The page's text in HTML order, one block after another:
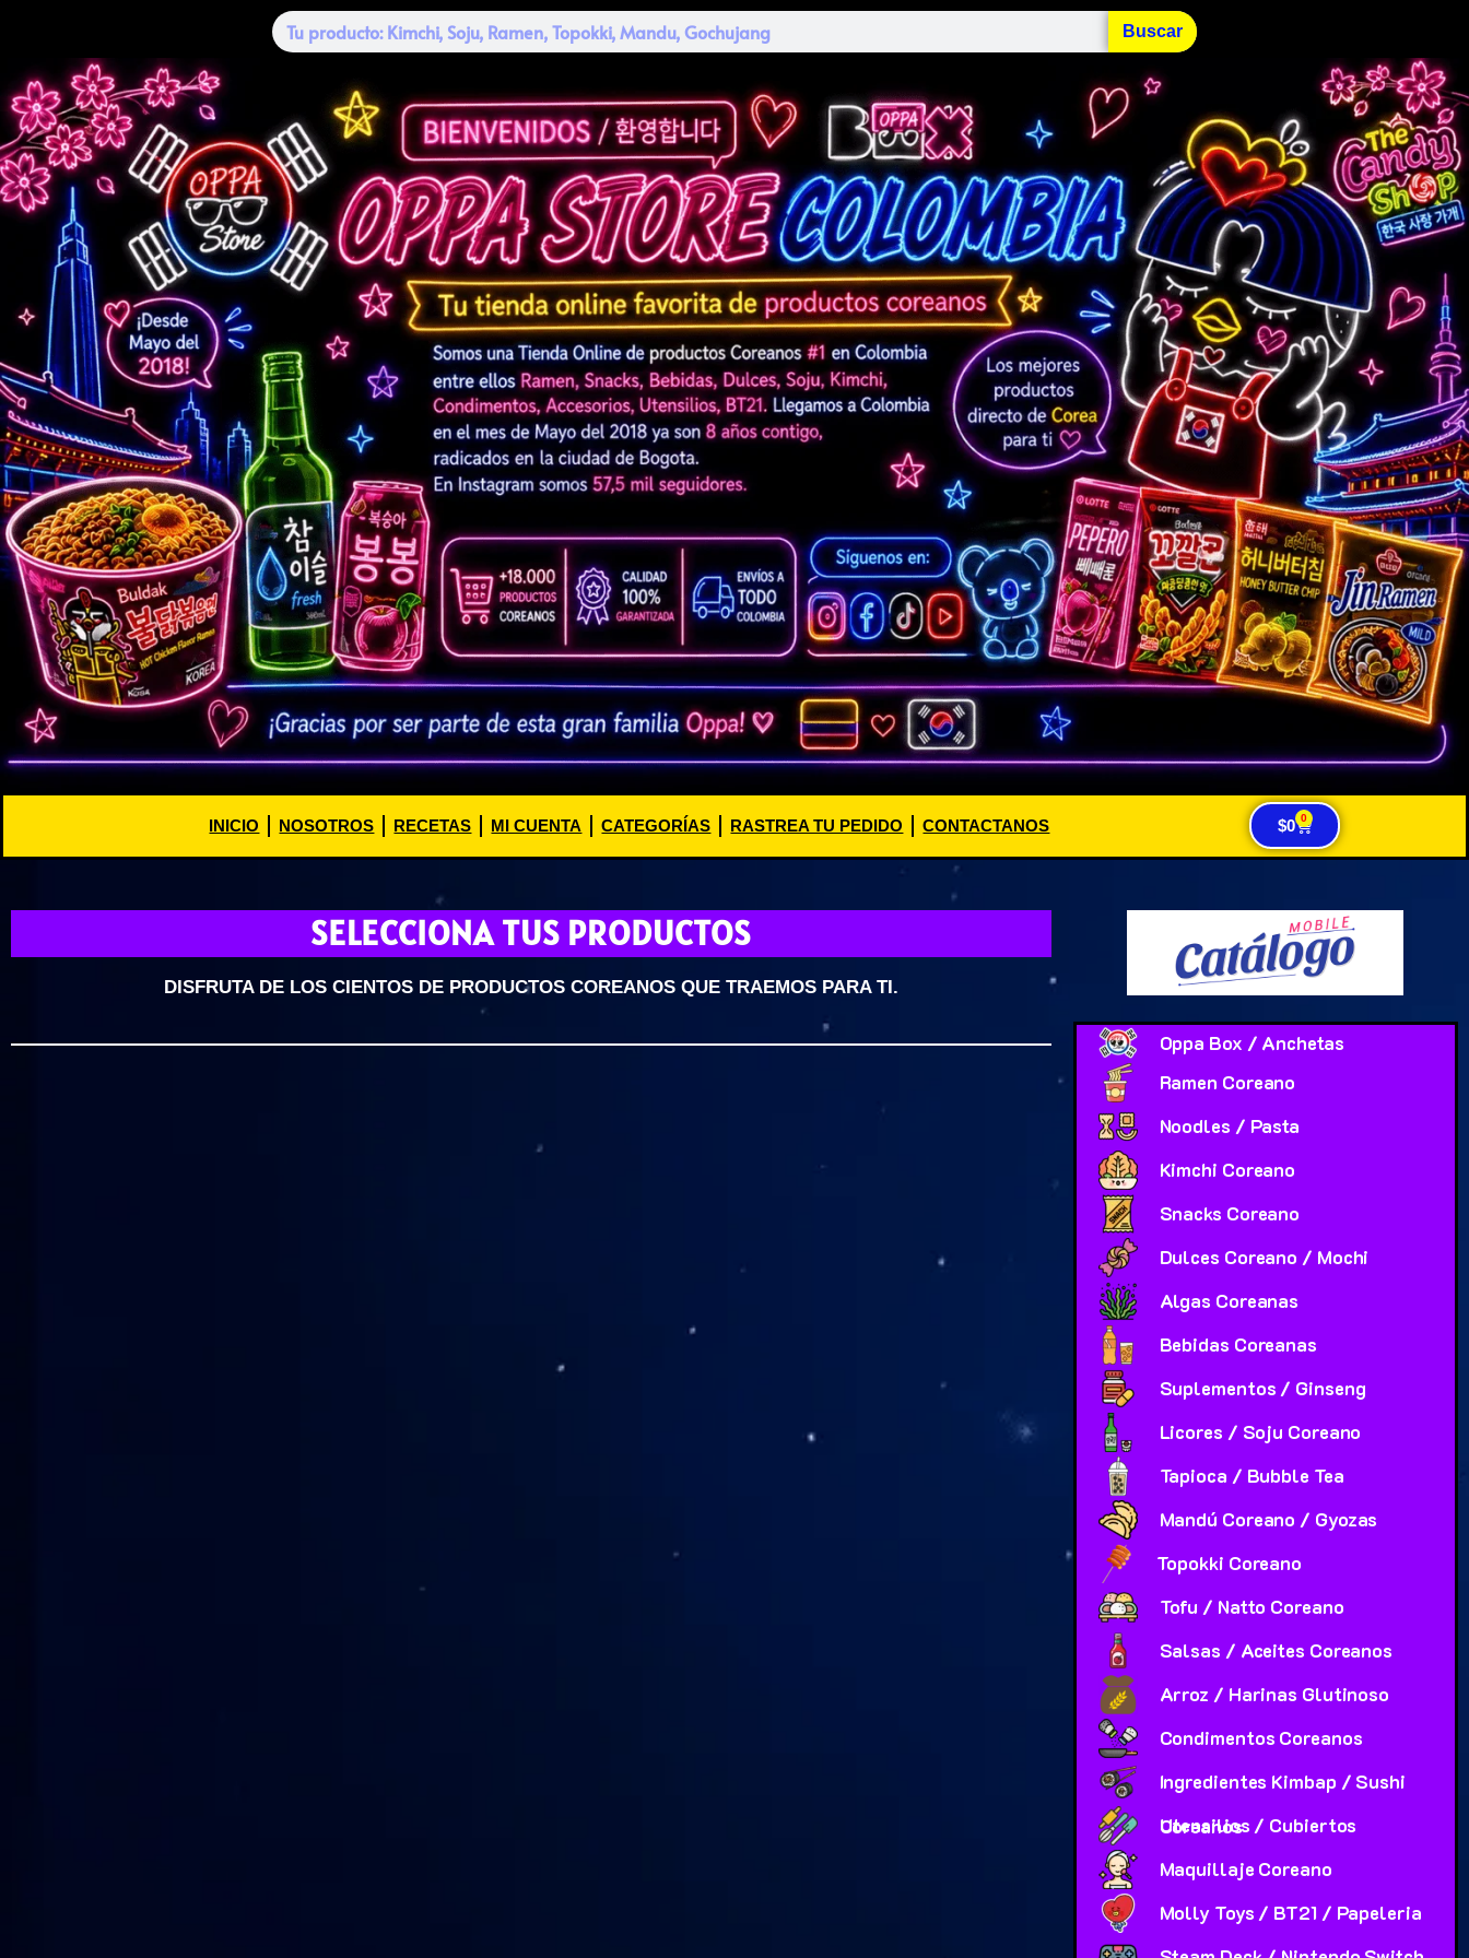
Buscar
INICIO NOSOTROS RECETAS MI CUENTA CATEGORÍAS RASTREA TU PEDIDO CONTACTANOS $0 0
SELECCIONA TUS PRODUCTOS
DISFRUTA DE LOS CIENTOS DE PRODUCTOS COREANOS QUE TRAEMOS PARA TI.
Oppa Box / Anchetas
Ramen Coreano
Noodles / Pasta
Kimchi Coreano
Snacks Coreano
Dulces Coreano / Mochi
Algas Coreanas
Bebidas Coreanas
Suplementos / Ginseng
Licores / Soju Coreano
Tapioca / Bubble Tea
Mandú Coreano / Gyozas
Topokki Coreano
Tofu / Natto Coreano
Salsas / Aceites Coreanos
Arroz / Harinas Glutinoso
Condimentos Coreanos
Ingredientes Kimbap / Sushi
Utensilios / Cubiertos Coreanos
Maquillaje Coreano
Molly Toys / BT21 / Papeleria